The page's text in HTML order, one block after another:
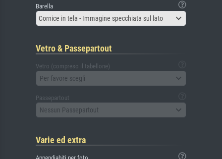
Barella
Cornice in tela - Immagine specchiata sul lato
Vetro & Passepartout
Vetro (compreso il tabellone)
Per favore scegli
Passepartout
Nessun Passepartout
Varie ed extra